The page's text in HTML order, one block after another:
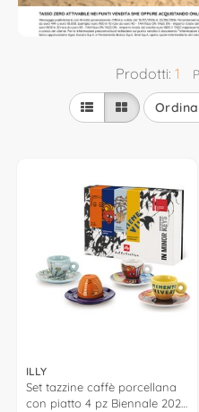
Prodotti: 1
ILLY
Set tazzine caffè porcellana
con piatto 4 pz Biennale 2026